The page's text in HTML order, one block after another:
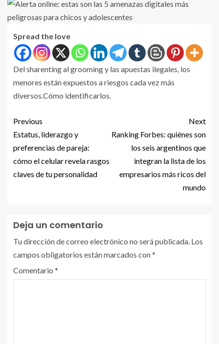
Spread the love
Del sharenting al grooming y las apuestas ilegales, los
menores están expuestos a riesgos cada vez más
diversos.Cómo identificarlos.
Previous
Estatus, liderazgo y
preferencias de pareja:
cómo el celular revela rasgos
claves de tu personalidad
Next
Ranking Forbes: quiénes son
los seis argentinos que
integran la lista de los
empresarios más ricos del
mundo
Deja un comentario
Tu dirección de correo electrónico no será publicada. Los
campos obligatorios están marcados con*
Comentario *